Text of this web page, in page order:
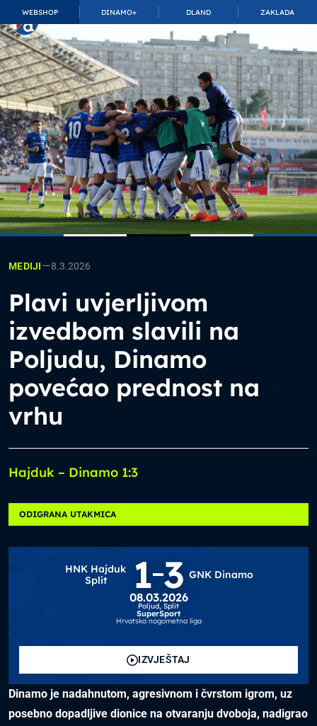
WEBSHOP DINAMO+ DLAND ZAKLADA
TOP_BAR.MembershipSuffix
MEDIJI—8.3.2026
Plavi uvjerljivom
izvedbom slavili na
Poljudu, Dinamo
povećao prednost na
vrhu
Hajduk – Dinamo 1:3
ODIGRANA UTAKMICA
HNK Hajduk
Split
1 3 GNK Dinamo
08.03.2026
Poljud, Split
SuperSport
Hrvatska nogometna liga
IZVJEŠTAJ
Dinamo je nadahnutom, agresivnom i čvrstom igrom, uz
posebno dopadljive dionice na otvaranju dvoboja, nadigrao